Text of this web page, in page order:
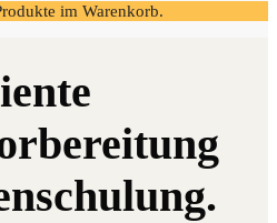
im Warenkorb.